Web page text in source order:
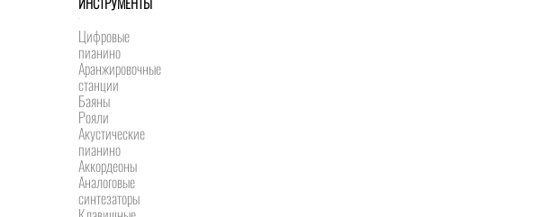
Цифровые
пианино
Аранжировочные
станции
Баяны
Рояли
Акустические
пианино
Аккордеоны
Аналоговые
синтезаторы